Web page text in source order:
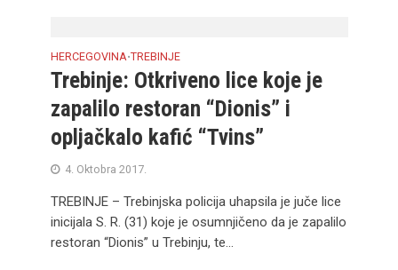
HERCEGOVINA•TREBINJE
Trebinje: Otkriveno lice koje je
zapalilo restoran “Dionis” i
opljačkalo kafić “Tvins”
4. Oktobra 2017.
TREBINJE – Trebinjska policija uhapsila je juče lice
inicijala S. R. (31) koje je osumnjičeno da je zapalilo
restoran “Dionis” u Trebinju, te...